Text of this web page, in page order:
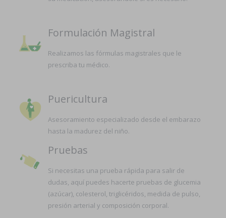
Formulación Magistral
Realizamos las fórmulas magistrales que le
prescriba tu médico.
Puericultura
Asesoramiento especializado desde el embarazo
hasta la madurez del niño.
Pruebas
Si necesitas una prueba rápida para salir de
dudas, aquí puedes hacerte pruebas de glucemia
(azúcar), colesterol, triglicéridos, medida de pulso,
presión arterial y composición corporal.